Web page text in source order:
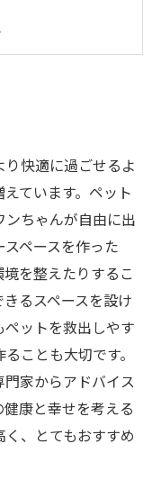
快適に過ごせるよ
ています。ペット
ちゃんが自由に出
ペースを作った
を整えたりするこ
るスペースを設け
ットを救出しやす
ことも大切です。
家からアドバイス
康と幸せを考える
、とてもおすすめ